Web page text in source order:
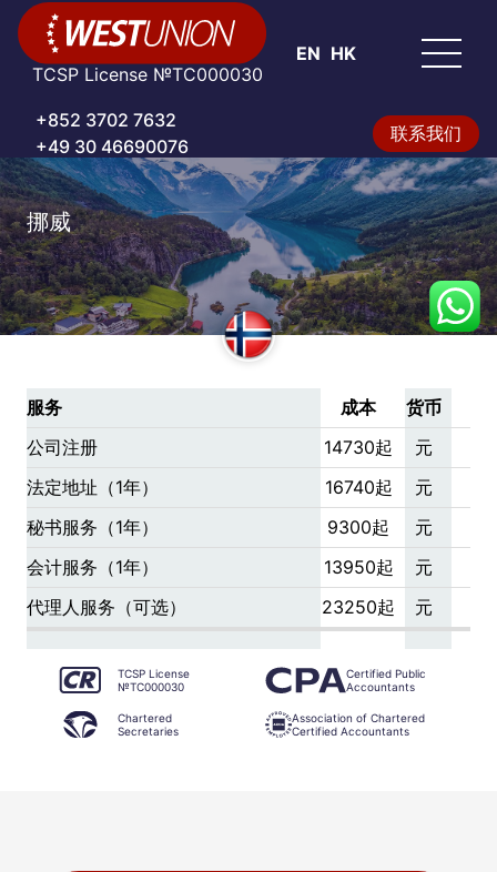
TCSP License №TC000030
+852 3702 7632
+49 30 46690076
联系我们
EN HK
挪威
服务 成本
货币
公司注册
14730起
元
法定地址（1年）
16740起
元
秘书服务（1年）
9300起
元
会计服务（1年）
13950起
元
代理人服务（可选）
23250起 元
TCSP License
№TC000030
Certified Public
Accountants
Chartered
Secretaries
Association of Chartered
Certified Accountants